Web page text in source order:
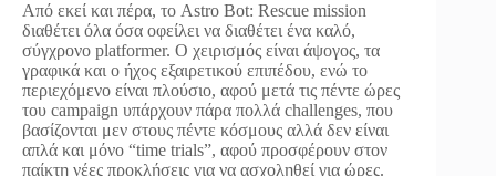
Από εκεί και πέρα, το Astro Bot: Rescue mission
διαθέτει όλα όσα οφείλει να διαθέτει ένα καλό,
σύγχρονο platformer. Ο χειρισμός είναι άψογος, τα
γραφικά και ο ήχος εξαιρετικού επιπέδου, ενώ το
περιεχόμενο είναι πλούσιο, αφού μετά τις πέντε ώρες
του campaign υπάρχουν πάρα πολλά challenges, που
βασίζονται μεν στους πέντε κόσμους αλλά δεν είναι
απλά και μόνο “time trials”, αφού προσφέρουν στον
παίκτη νέες προκλήσεις για να ασχοληθεί για ώρες.